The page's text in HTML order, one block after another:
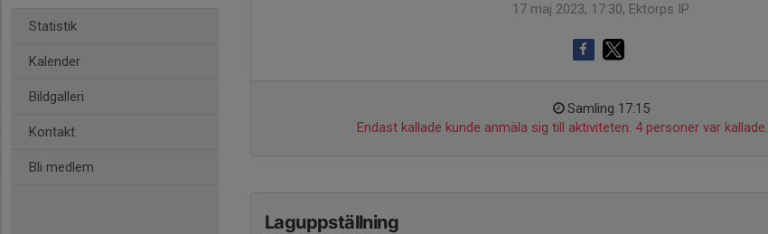
Statistik
Kalender
Bildgalleri
Kontakt
Bli medlem
17 maj 2023, 17:30, Ektorps IP
Samling 17:15
Endast kallade kunde anmäla sig till aktiviteten. 4 personer var kallade.
Laguppställning